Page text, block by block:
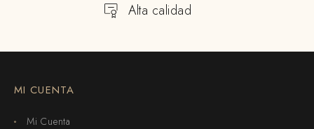
Alta calidad
MI CUENTA
Mi Cuenta